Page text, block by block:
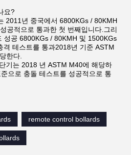
요?
2011년 중국에서 6800KGs / 80KMH
공적으로 통과한 첫 번째입니다.그리
성공 6800KGs / 80KMH 및 1500KGs
격 테스트를 통과2018년 기준 ASTM
한다.
기는 2018 년 ASTM M40에 해당하
으로 충돌 테스트를 성공적으로 통
remote control bollards